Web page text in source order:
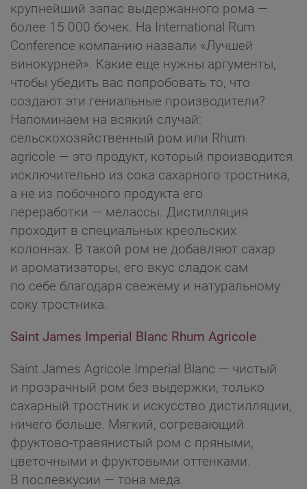
крупнейший запас выдержанного рома —
более 15 000 бочек. На International Rum
Conference компанию назвали «Лучшей
винокурней». Какие еще нужны аргументы,
чтобы убедить вас попробовать то, что
создают эти гениальные производители?
Напоминаем на всякий случай:
сельскохозяйственный ром или Rhum
agricole — это продукт, который производится
исключительно из сока сахарного тростника,
а не из побочного продукта его
переработки — мелассы. Дистилляция
проходит в специальных креольских
колоннах. В такой ром не добавляют сахар
и ароматизаторы, его вкус сладок сам
по себе благодаря свежему и натуральному
соку тростника.
Saint James Imperial Blanc Rhum Agricole
Saint James Agricole Imperial Blanc — чистый
и прозрачный ром без выдержки, только
сахарный тростник и искусство дистилляции,
ничего больше. Мягкий, согревающий
фруктово-травянистый ром с пряными,
цветочными и фруктовыми оттенками.
В послевкусии — тона меда.